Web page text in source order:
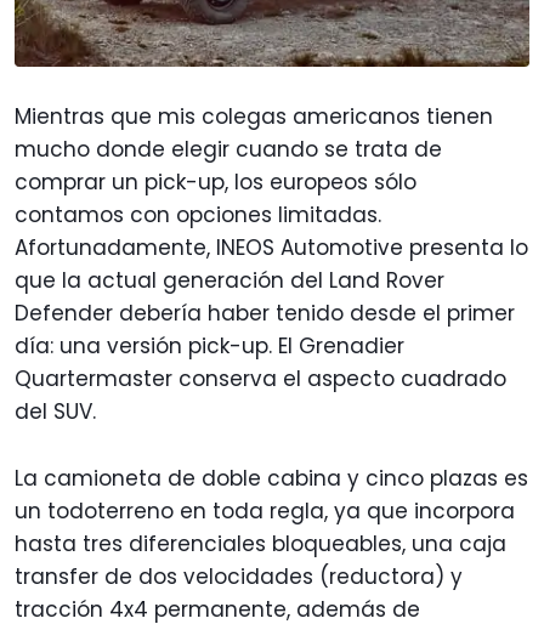
Mientras que mis colegas americanos tienen
mucho donde elegir cuando se trata de
comprar un pick-up, los europeos sólo
contamos con opciones limitadas.
Afortunadamente, INEOS Automotive presenta lo
que la actual generación del Land Rover
Defender debería haber tenido desde el primer
día: una versión pick-up. El Grenadier
Quartermaster conserva el aspecto cuadrado
del SUV.
La camioneta de doble cabina y cinco plazas es
un todoterreno en toda regla, ya que incorpora
hasta tres diferenciales bloqueables, una caja
transfer de dos velocidades (reductora) y
tracción 4x4 permanente, además de